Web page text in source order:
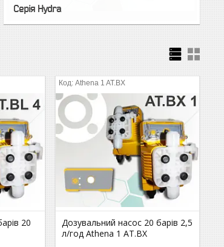
Серія Hydra
20
Athena 1 AT.BX
Дозувальний насос 20 барів 2,5
л/год Athena 1 AT.BX